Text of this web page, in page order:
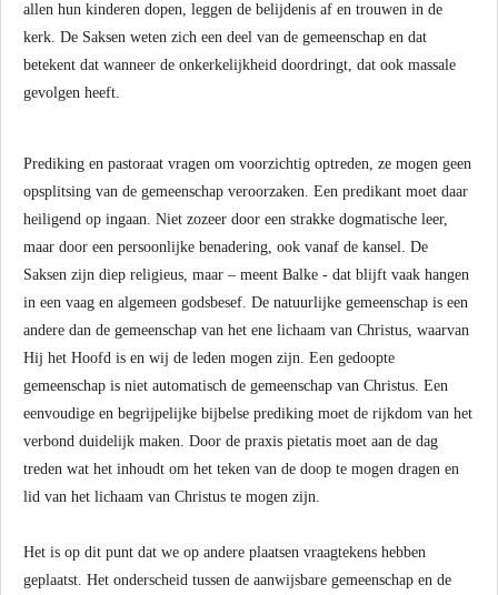
allen hun kinderen dopen, leggen de belijdenis af en trouwen in de
kerk. De Saksen weten zich een deel van de gemeenschap en dat
betekent dat wanneer de onkerkelijkheid doordringt, dat ook massale
gevolgen heeft.
Prediking en pastoraat vragen om voorzichtig optreden, ze mogen geen
opsplitsing van de gemeenschap veroorzaken. Een predikant moet daar
heiligend op ingaan. Niet zozeer door een strakke dogmatische leer,
maar door een persoonlijke benadering, ook vanaf de kansel. De
Saksen zijn diep religieus, maar – meent Balke - dat blijft vaak hangen
in een vaag en algemeen godsbesef. De natuurlijke gemeenschap is een
andere dan de gemeenschap van het ene lichaam van Christus, waarvan
Hij het Hoofd is en wij de leden mogen zijn. Een gedoopte
gemeenschap is niet automatisch de gemeenschap van Christus. Een
eenvoudige en begrijpelijke bijbelse prediking moet de rijkdom van het
verbond duidelijk maken. Door de praxis pietatis moet aan de dag
treden wat het inhoudt om het teken van de doop te mogen dragen en
lid van het lichaam van Christus te mogen zijn.
Het is op dit punt dat we op andere plaatsen vraagtekens hebben
geplaatst. Het onderscheid tussen de aanwijsbare gemeenschap en de